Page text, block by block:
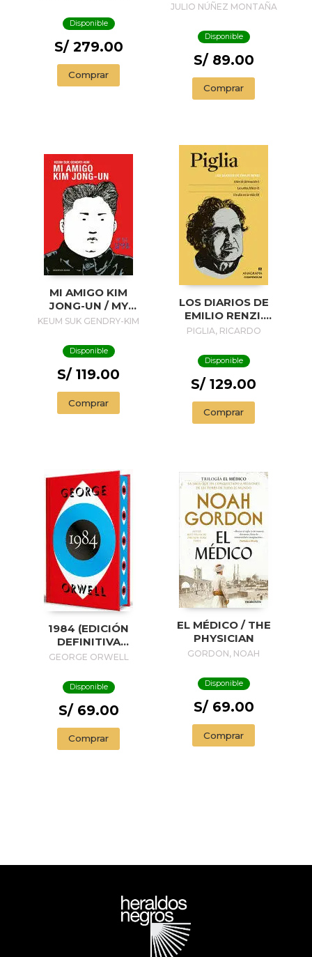
Disponible
S/ 279.00
Comprar
JULIO NÚÑEZ MONTAÑA
Disponible
S/ 89.00
Comprar
MI AMIGO KIM
JONG-UN / MY
FRIEND KIM JONG-
KEUM SUK GENDRY-KIM
Disponible
S/ 119.00
Comprar
LOS DIARIOS DE
EMILIO RENZI.
AÑOS DE
AÑOS FELICES II;
UN DIA EN LA VIDA
III
PIGLIA, RICARDO
Disponible
S/ 129.00
Comprar
1984 (EDICIÓN
DEFINITIVA
AVALADA POR THE
(EDICIÓN ESPECIAL
LIMITADA CON
CANTOS
PINTADOS) / 1984
(EDITION
ENDORSED BY THE
GEORGE ORWELL
Disponible
S/ 69.00
Comprar
EL MÉDICO / THE
PHYSICIAN
GORDON, NOAH
Disponible
S/ 69.00
Comprar